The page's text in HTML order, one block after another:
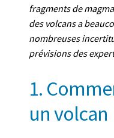
fragments de
des volcans a
nombreuses
prévisions des
1.
un volcan